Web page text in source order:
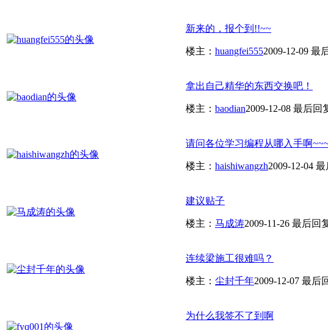
新来的，报个到!!~~
楼主： huangfei5552009-12-09 最
拿出自己精华的东西交换吧！
楼主： baodian2009-12-08 最后回
请问各位学习编程从哪入手啊
楼主： haishiwangzh2009-12-04 最
建议贴子
楼主： 马成涛2009-11-26 最后回
连续梁施工很难吗？
楼主： 尘封千年2009-12-07 最后
为什么我签不了到啊